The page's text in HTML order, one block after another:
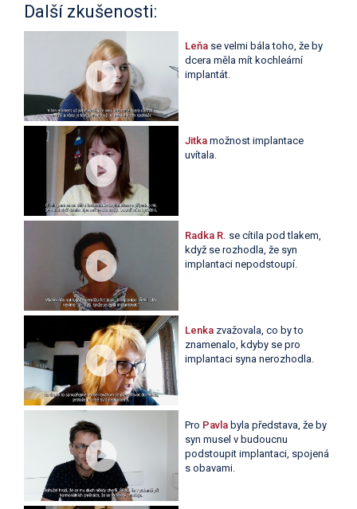
Další zkušenosti:
Leňase velmi bála toho, že by
dcera měla mít kochleární
implantát.
Jitkamožnost implantace
uvítala.
Radka R. se cítila pod tlakem,
když se rozhodla, že syn
implantaci nepodstoupí.
Lenkazvažovala, co by to
znamenalo, kdyby se pro
implantaci syna nerozhodla.
Pro Pavlabyla představa, že by
syn musel v budoucnu
podstoupit implantaci, spojená
s obavami.